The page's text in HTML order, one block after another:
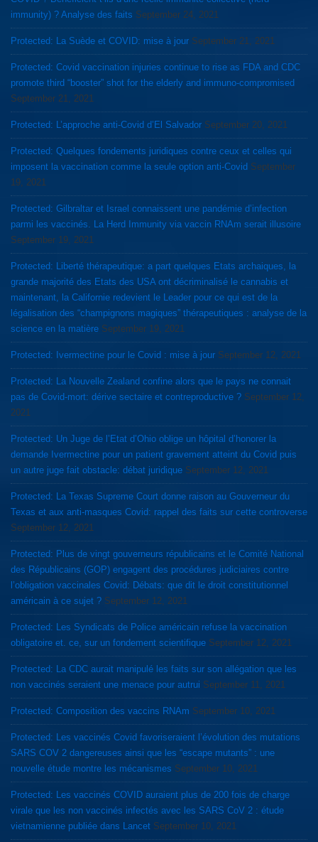
immunity) ? Analyse des faits September 24, 2021
Protected: La Suède et COVID: mise à jour September 21, 2021
Protected: Covid vaccination injuries continue to rise as FDA and CDC
promote third “booster” shot for the elderly and immuno-compromised
September 21, 2021
Protected: L’approche anti-Covid d’El Salvador September 20, 2021
Protected: Quelques fondements juridiques contre ceux et celles qui
imposent la vaccination comme la seule option anti-Covid September
19, 2021
Protected: Gilbraltar et Israel connaissent une pandémie d’infection
parmi les vaccinés. La Herd Immunity via vaccin RNAm serait illusoire
September 19, 2021
Protected: Liberté thérapeutique: a part quelques Etats archaiques, la
grande majorité des Etats des USA ont décriminalisé le cannabis et
maintenant, la Californie redevient le Leader pour ce qui est de la
légalisation des “champignons magiques” thérapeutiques : analyse de la
science en la matière September 19, 2021
Protected: Ivermectine pour le Covid : mise à jour September 12, 2021
Protected: La Nouvelle Zealand confine alors que le pays ne connait
pas de Covid-mort: dérive sectaire et contreproductive ? September 12,
2021
Protected: Un Juge de l’Etat d’Ohio oblige un hôpital d’honorer la
demande Ivermectine pour un patient gravement atteint du Covid puis
un autre juge fait obstacle: débat juridique September 12, 2021
Protected: La Texas Supreme Court donne raison au Gouverneur du
Texas et aux anti-masques Covid: rappel des faits sur cette controverse
September 12, 2021
Protected: Plus de vingt gouverneurs républicains et le Comité National
des Républicains (GOP) engagent des procédures judiciaires contre
l’obligation vaccinales Covid: Débats: que dit le droit constitutionnel
américain à ce sujet ? September 12, 2021
Protected: Les Syndicats de Police américain refuse la vaccination
obligatoire et. ce, sur un fondement scientifique September 12, 2021
Protected: La CDC aurait manipulé les faits sur son allégation que les
non vaccinés seraient une menace pour autrui September 11, 2021
Protected: Composition des vaccins RNAm September 10, 2021
Protected: Les vaccinés Covid favoriseraient l’évolution des mutations
SARS COV 2 dangereuses ainsi que les “escape mutants” : une
nouvelle étude montre les mécanismes September 10, 2021
Protected: Les vaccinés COVID auraient plus de 200 fois de charge
virale que les non vaccinés infectés avec les SARS CoV 2 : étude
vietnamienne publiée dans Lancet September 10, 2021